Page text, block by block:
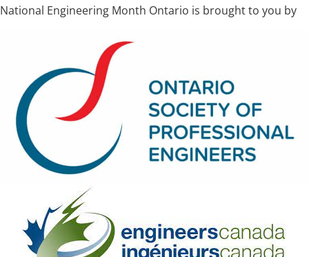
National Engineering Month Ontario is brought to you by